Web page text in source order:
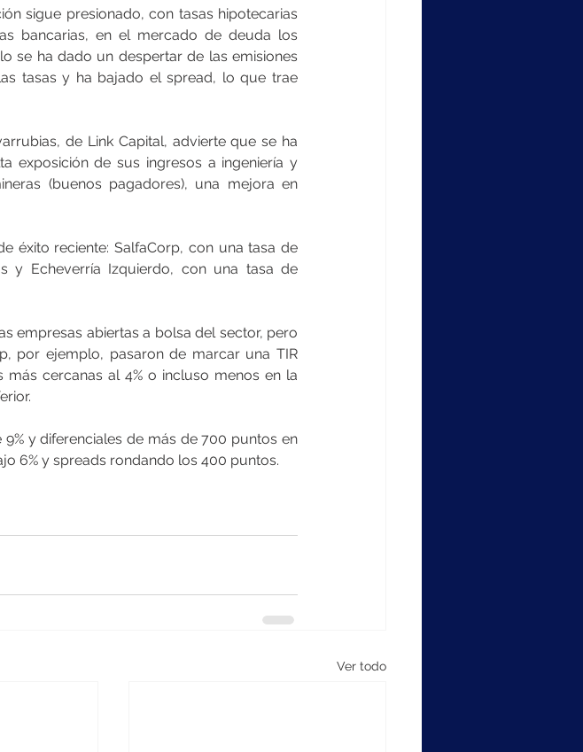
sigue presionado, con tasas hipotecarias
bancarias, en el mercado de deuda los
se ha dado un despertar de las emisiones
tasas y ha bajado el spread, lo que trae
de Link Capital, advierte que se ha
exposición de sus ingresos a ingeniería y
(buenos pagadores), una mejora en
éxito reciente: SalfaCorp, con una tasa de
y Echeverría Izquierdo, con una tasa de
empresas abiertas a bolsa del sector, pero
por ejemplo, pasaron de marcar una TIR
cercanas al 4% o incluso menos en la
y diferenciales de más de 700 puntos en
6% y spreads rondando los 400 puntos.
Ver todo